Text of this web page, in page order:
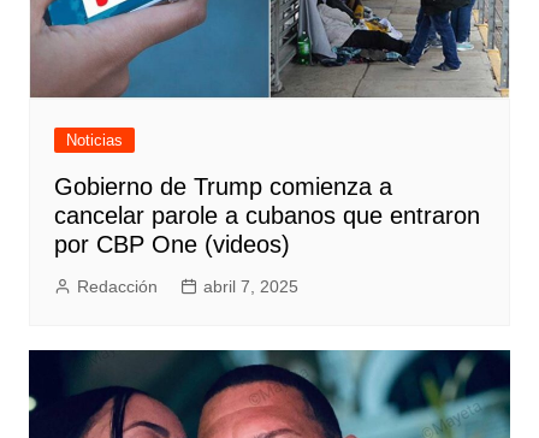
Noticias
Gobierno de Trump comienza a
cancelar parole a cubanos que entraron
por CBP One (videos)
Redacción abril 7, 2025